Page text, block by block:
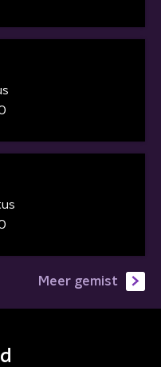
Meer gemist